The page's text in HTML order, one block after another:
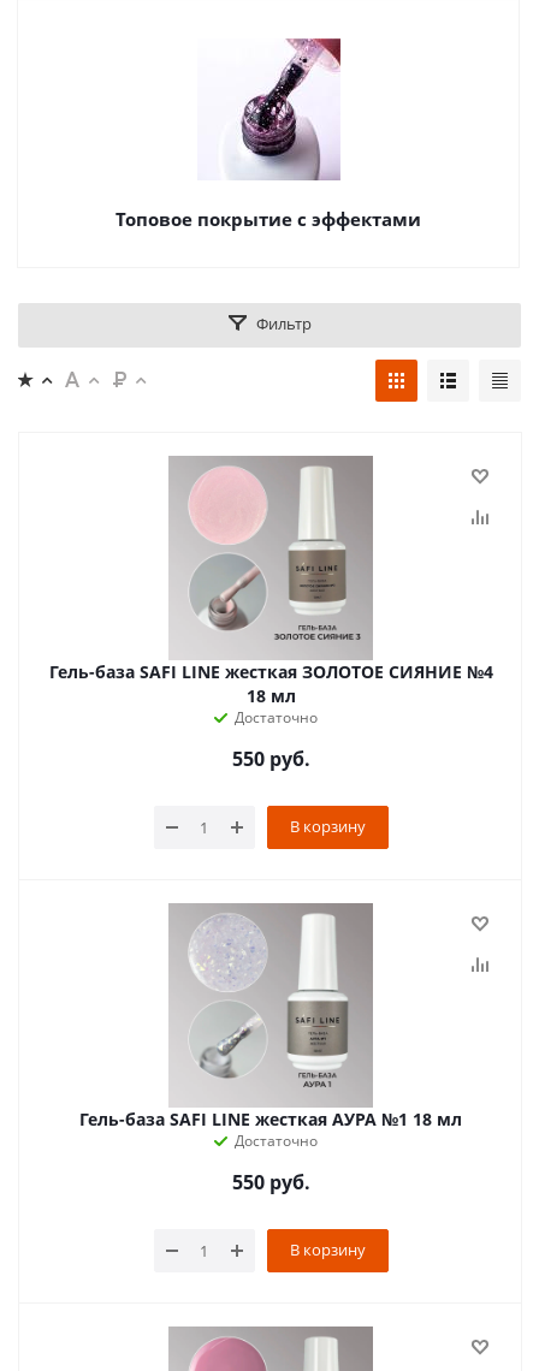
Топовое покрытие с эффектами
Фильтр
Гель-база SAFI LINE жесткая ЗОЛОТОЕ СИЯНИЕ №4
18 мл
Достаточно
550руб.
В корзину
Гель-база SAFI LINE жесткая АУРА №1 18 мл
Достаточно
550руб.
В корзину